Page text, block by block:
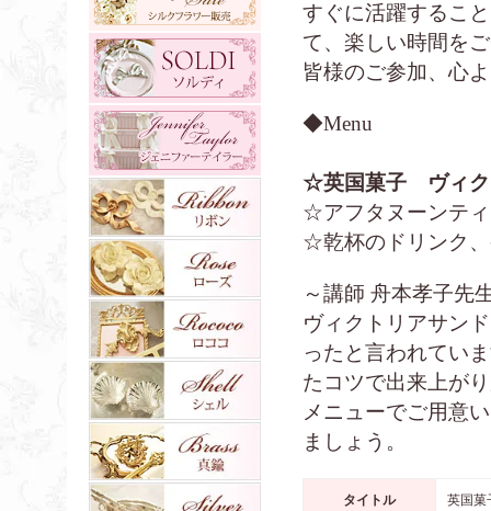
すぐに活躍するこ
て、楽しい時間を
皆様のご参加、心
◆Menu
☆英国菓子 ヴィク
☆アフタヌーンテ
☆乾杯のドリンク
～講師 舟本孝子先
ヴィクトリアサン
ったと言われてい
たコツで出来上が
メニューでご用意
ましょう。
タイトル 英国菓